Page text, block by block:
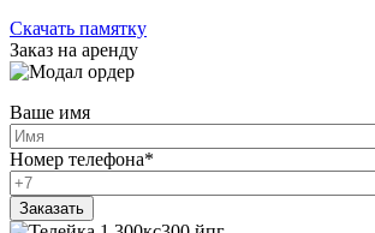
Скачать памятку
Заказ на аренду
Ваше имя
Номер телефона*